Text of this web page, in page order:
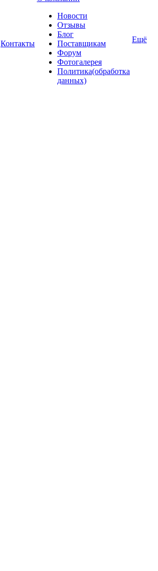
Контакты
Новости
Отзывы
Блог
Поставщикам
Форум
Фотогалерея
Политика(обработка
данных)
Ещё